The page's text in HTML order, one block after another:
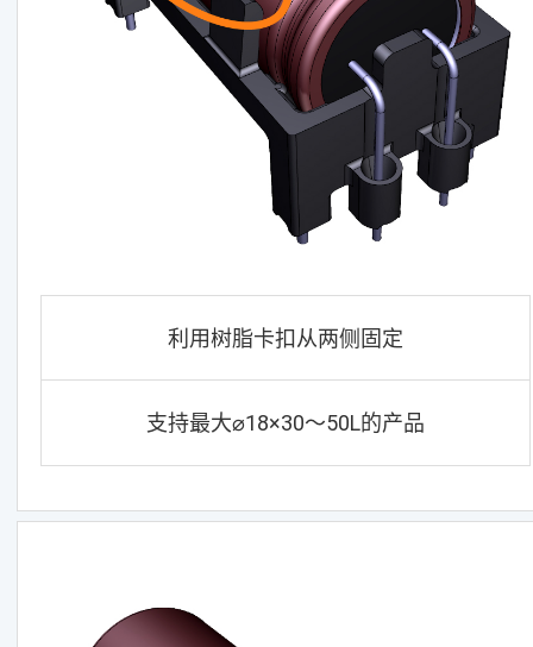
利用树脂卡扣从两侧固定
支持最大⌀18×30～50L的产品